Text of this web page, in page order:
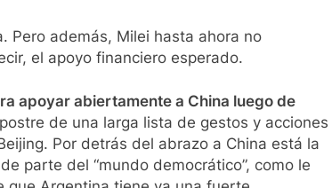
Pero además, Milei hasta ahora no
el apoyo financiero esperado.
apoyar abiertamente a China luego de
de una larga lista de gestos y acciones
Por detrás del abrazo a China está la
parte del “mundo democrático”, como le